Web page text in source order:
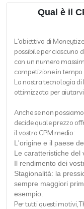
Qual è il
L'obiettivo di
possibile per ciascuno
con un numero
competizione in tempo
La nostra tecnologia
ottimizzata per
Anche se non
decide quale prezzo
il vostro CPM medio:
L'origine e il paese
Le caratteristiche del
Il rendimento dei
Stagionalità: la
sempre maggiori
esempio.
Per tutti questi motivi,